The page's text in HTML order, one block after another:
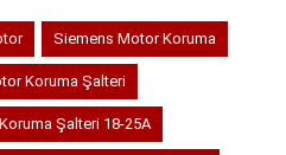
Siemens Motor Koruma
Koruma Şalteri
Şalteri 18-25A